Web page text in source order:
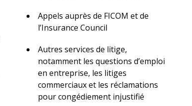
Appels auprès de FICOM et de
l’Insurance Council
Autres services de litige,
notamment les questions d’emploi
en entreprise, les litiges
commerciaux et les réclamations
pour congédiement injustifié